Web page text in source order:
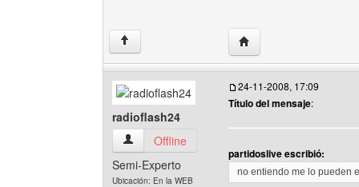
↑ Visitar sitio web del
radioflash24
radioflash24 Ver perfil del usuario
Offline
Semi-Experto
Ubicación: En la WEB
24-11-2008, 17:09
Título del mensaje:
partidoslive escribió:
no entiendo me lo pueden